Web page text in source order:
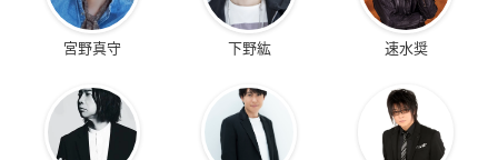
宮野真守 下野紘 速水奨